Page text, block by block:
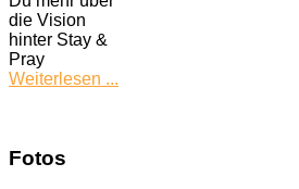
die Vision
hinter Stay &
Pray
Weiterlesen ...
Fotos